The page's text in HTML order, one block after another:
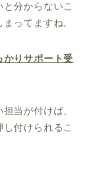
分からないこ
ってますね。
かりサポート受
当が付けば、
付けられるこ